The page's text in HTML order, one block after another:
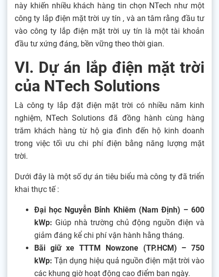
này khiến nhiều khách hàng tin chọn NTech như một
công ty lắp điện mặt trời uy tín , và an tâm rằng đầu tư
vào công ty lắp điện mặt trời uy tín là một tài khoản
đầu tư xứng đáng, bền vững theo thời gian.
VI. Dự án lắp điện mặt trời
của NTech Solutions
Là công ty lắp đặt điện mặt trời có nhiều năm kinh
nghiệm, NTech Solutions đã đồng hành cùng hàng
trăm khách hàng từ hộ gia đình đến hộ kinh doanh
trong việc tối ưu chi phí điện bằng năng lượng mặt
trời.
Dưới đây là một số dự án tiêu biểu mà công ty đã triển
khai thực tế :
Đại học Nguyễn Bỉnh Khiêm (Nam Định) – 600
kWp: Giúp nhà trường chủ động nguồn điện và
giảm đáng kể chi phí vận hành hằng tháng.
Bãi giữ xe TTTM Nowzone (TP.HCM) – 750
kWp: Tận dụng hiệu quả nguồn điện mặt trời vào
các khung giờ hoạt động cao điểm ban ngày.